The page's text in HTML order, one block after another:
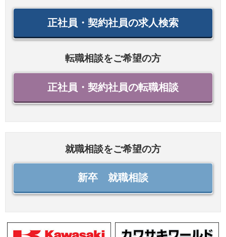
正社員・契約社員の求人検索
転職相談をご希望の方
正社員・契約社員の転職相談
就職相談をご希望の方
新卒 就職相談